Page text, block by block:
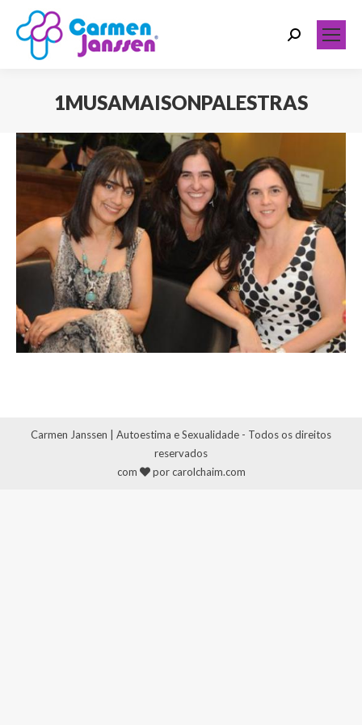
Search:
1MUSAMAISONPALESTRAS
Carmen Janssen | Autoestima e Sexualidade - Todos os direitos
reservados
com
por carolchaim.com